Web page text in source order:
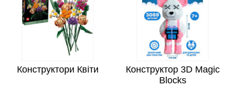
Конструктори Квіти
Конструктор 3D Magic
Blocks